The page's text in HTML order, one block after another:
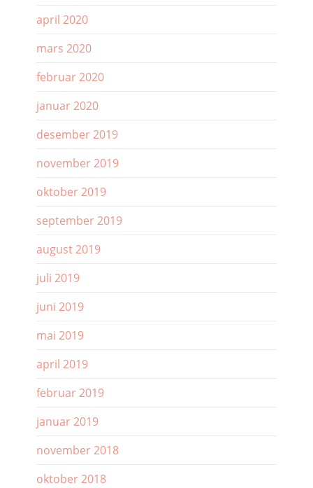
april 2020
mars 2020
februar 2020
januar 2020
desember 2019
november 2019
oktober 2019
september 2019
august 2019
juli 2019
juni 2019
mai 2019
april 2019
februar 2019
januar 2019
november 2018
oktober 2018